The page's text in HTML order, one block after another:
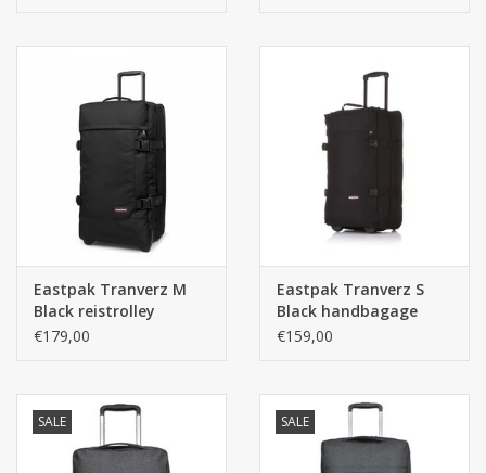
Eastpak Tranverz M
Black reistrolley
€179,00
Eastpak Tranverz S
Black handbagage
reiskoffer
€159,00
SALE SALE